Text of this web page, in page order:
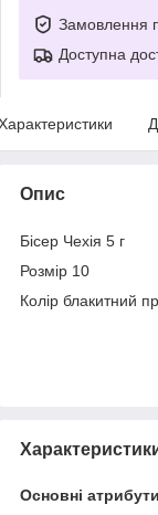
Замовлення
Доступна
Опис
Бісер Чехія 5 г
Розмір 10
Колір блакитний
Основні атрибути